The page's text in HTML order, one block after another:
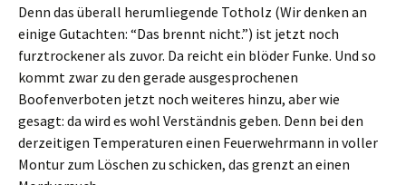
Denn das überall herumliegende Totholz (Wir denken an
einige Gutachten: “Das brennt nicht.”) ist jetzt noch
furztrockener als zuvor. Da reicht ein blöder Funke. Und so
kommt zwar zu den gerade ausgesprochenen
Boofenverboten jetzt noch weiteres hinzu, aber wie
gesagt: da wird es wohl Verständnis geben. Denn bei den
derzeitigen Temperaturen einen Feuerwehrmann in voller
Montur zum Löschen zu schicken, das grenzt an einen